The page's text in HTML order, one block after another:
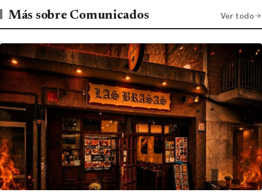
Más sobre Comunicados Ver todo